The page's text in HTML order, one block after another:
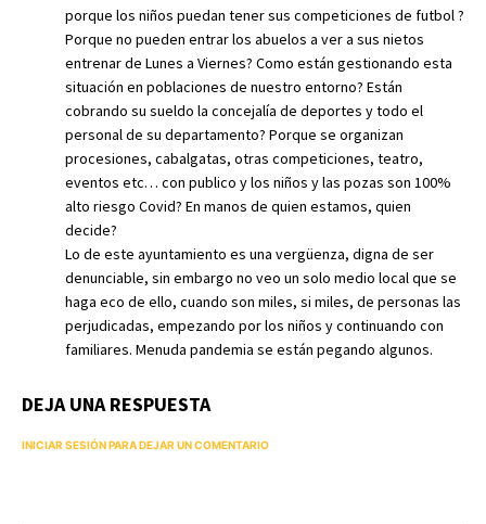
porque los niños puedan tener sus competiciones de futbol ?
Porque no pueden entrar los abuelos a ver a sus nietos
entrenar de Lunes a Viernes? Como están gestionando esta
situación en poblaciones de nuestro entorno? Están
cobrando su sueldo la concejalía de deportes y todo el
personal de su departamento? Porque se organizan
procesiones, cabalgatas, otras competiciones, teatro,
eventos etc… con publico y los niños y las pozas son 100%
alto riesgo Covid? En manos de quien estamos, quien
decide?
Lo de este ayuntamiento es una vergüenza, digna de ser
denunciable, sin embargo no veo un solo medio local que se
haga eco de ello, cuando son miles, si miles, de personas las
perjudicadas, empezando por los niños y continuando con
familiares. Menuda pandemia se están pegando algunos.
DEJA UNA RESPUESTA
INICIAR SESIÓN PARA DEJAR UN COMENTARIO